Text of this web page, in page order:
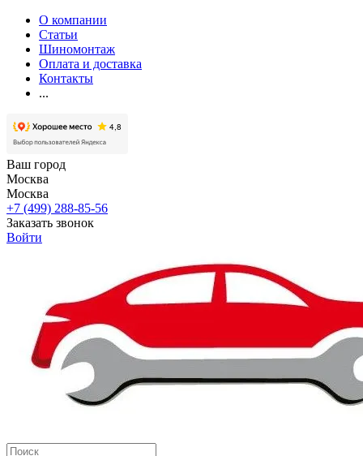
О компании
Статьи
Шиномонтаж
Оплата и доставка
Контакты
...
Ваш город
Москва
Москва
+7 (499) 288-85-56
Заказать звонок
Войти